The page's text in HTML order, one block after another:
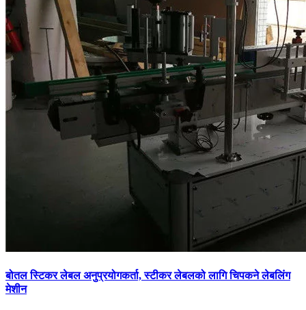
बोतल स्टिकर लेबल अनुप्रयोगकर्ता, स्टीकर लेबलको लागि चिपकने लेबलिंग
मेशीन